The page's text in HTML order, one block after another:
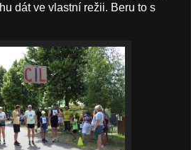
dát ve vlastní režii. Beru to s